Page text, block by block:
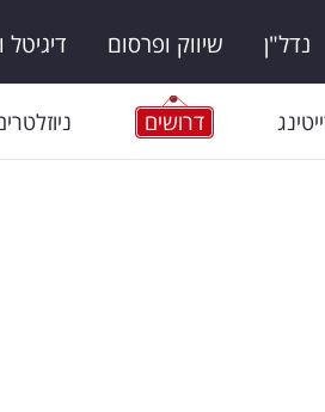
נדל"ן שיווק ופרסום דיגיטל
דרושים